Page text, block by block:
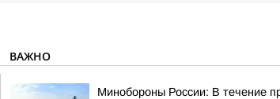
ВАЖНО
Минобороны России: В течение